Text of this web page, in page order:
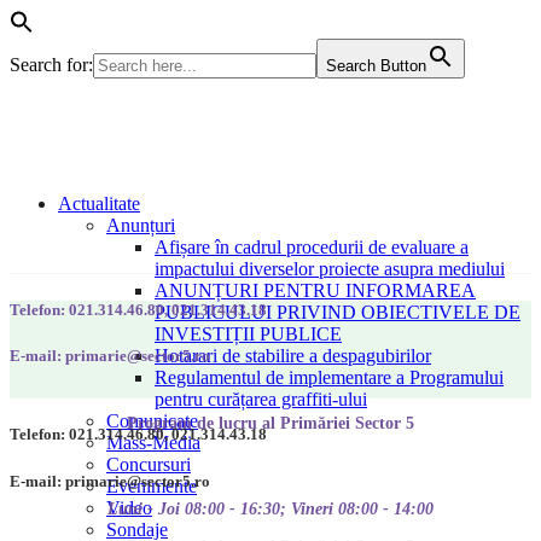
Search for: Search Button
Actualitate
Anunțuri
Afișare în cadrul procedurii de evaluare a
impactului diverselor proiecte asupra mediului
ANUNȚURI PENTRU INFORMAREA
PUBLICULUI PRIVIND OBIECTIVELE DE
INVESTIȚII PUBLICE
Hotarari de stabilire a despagubirilor
Regulamentul de implementare a Programului
pentru curățarea graffiti-ului
Comunicate
Mass-Media
Concursuri
Evenimente
Video
Sondaje
Telefon: 021.314.46.80, 021.314.43.18
E-mail: primarie@sector5.ro
Program de lucru al Primăriei Sector 5
Luni - Joi 08:00 - 16:30; Vineri 08:00 - 14:00
Telefon: 021.314.46.80, 021.314.43.18
E-mail: primarie@sector5.ro